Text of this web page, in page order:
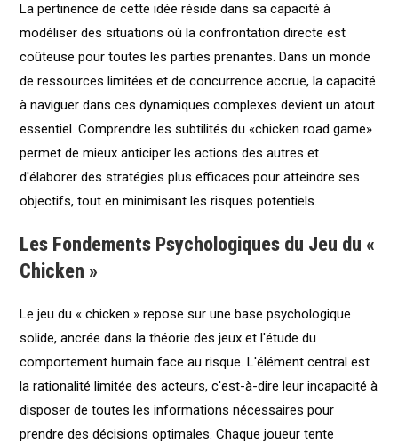
La pertinence de cette idée réside dans sa capacité à
modéliser des situations où la confrontation directe est
coûteuse pour toutes les parties prenantes. Dans un monde
de ressources limitées et de concurrence accrue, la capacité
à naviguer dans ces dynamiques complexes devient un atout
essentiel. Comprendre les subtilités du «chicken road game»
permet de mieux anticiper les actions des autres et
d'élaborer des stratégies plus efficaces pour atteindre ses
objectifs, tout en minimisant les risques potentiels.
Les Fondements Psychologiques du Jeu du «
Chicken »
Le jeu du « chicken » repose sur une base psychologique
solide, ancrée dans la théorie des jeux et l'étude du
comportement humain face au risque. L'élément central est
la rationalité limitée des acteurs, c'est-à-dire leur incapacité à
disposer de toutes les informations nécessaires pour
prendre des décisions optimales. Chaque joueur tente